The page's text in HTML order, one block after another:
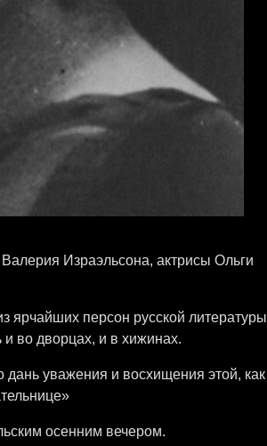
Израэльсона, актрисы Ольги
персон русской литературы
во дворцах, и в хижинах.
уважения и восхищения этой, как
осенним вечером.